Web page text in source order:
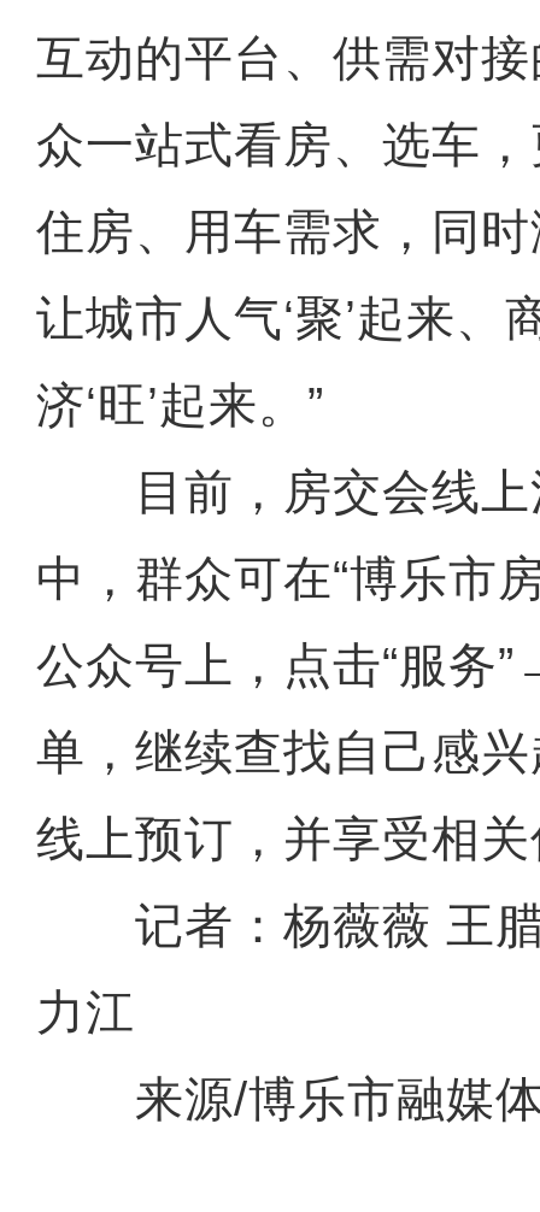
互动的平台、供需对
众一站式看房、选车
住房、用车需求，同
让城市人气‘聚’起来、
济‘旺’起来。”
目前，房交会线上
中，群众可在“博乐市
公众号上，点击“服务
单，继续查找自己感
线上预订，并享受相
记者：杨薇薇 王腊
力江
来源/博乐市融媒